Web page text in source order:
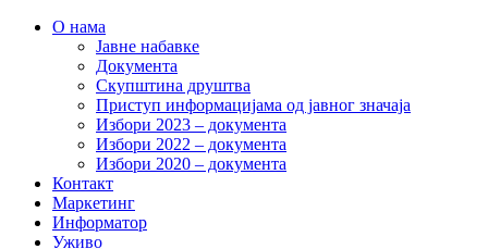
О нама
Јавне набавке
Документа
Скупштина друштва
Приступ информацијама од јавног значаја
Избори 2023 – документа
Избори 2022 – документа
Избори 2020 – документа
Контакт
Маркетинг
Информатор
Уживо